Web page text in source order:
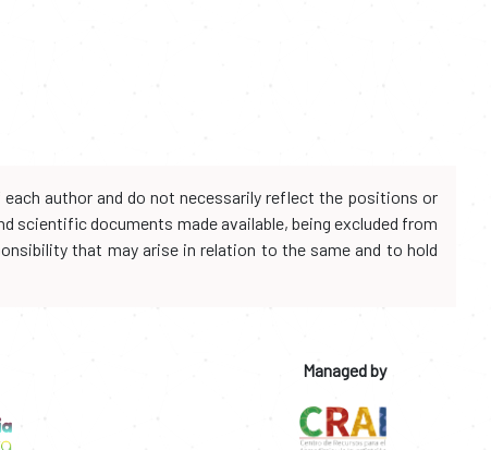
author and do not necessarily reflect the positions or
scientific documents made available, being excluded from
that may arise in relation to the same and to hold
Managed by